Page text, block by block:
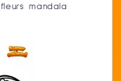
mandala